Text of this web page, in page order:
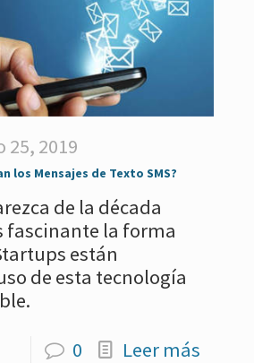
25, 2019
los Mensajes de Texto SMS?
de la década
fascinante la forma
están
de esta tecnología
0
Leer más